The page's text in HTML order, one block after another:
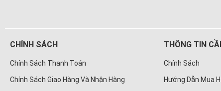
CHÍNH SÁCH
Chính Sách Thanh Toán
Chính Sách Giao Hàng Và Nhận Hàng
THÔNG TIN
Chính Sách
Hướng Dẫn Mua